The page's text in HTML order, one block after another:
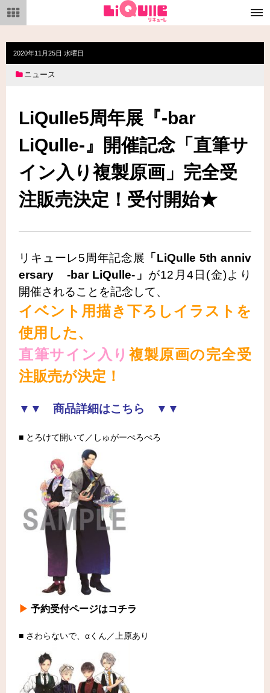
メ
ニ
ュ
2020年11月25日 水曜日
ニュース
LiQulle5周年展『-bar
LiQulle-』開催記念「直筆サ
イン入り複製原画」完全受
注販売決定！受付開始★
リキューレ5周年記念展 「LiQulle 5th anniv
ersary -bar LiQulle-」 が12月4日(金)より
開催されることを記念して、
イベント用描き下ろしイラストを
使用した、
直筆サイン入り複製原画の完全受
注販売が決定！
▼▼ 商品詳細はこちら ▼▼
■ とろけて開いて／しゅがーぺろぺろ
▶予約受付ページはコチラ
■ さわらないで、αくん／上原あり